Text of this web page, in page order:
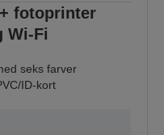
fotoprinter
Wi-Fi
seks farver
ID-kort